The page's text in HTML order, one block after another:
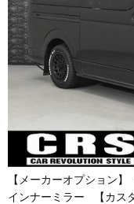
【メーカーオプション
インナーミラー 【カス